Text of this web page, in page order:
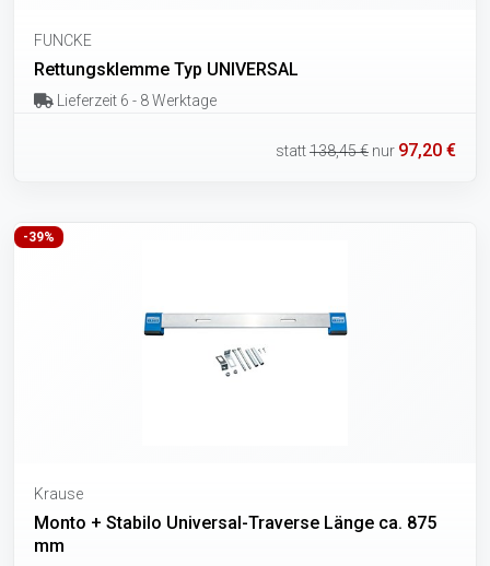
FUNCKE
Rettungsklemme Typ UNIVERSAL
Lieferzeit 6 - 8 Werktage
statt138,45 € nur 97,20 €
-39%
Krause
Monto + Stabilo Universal-Traverse Länge ca. 875
mm